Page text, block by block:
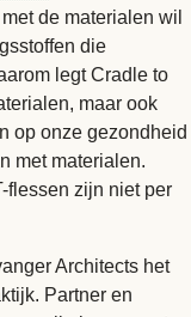
de materialen wil
die
legt Cradle to
maar ook
op onze gezondheid
met materialen.
flessen zijn niet per
Architects het
Partner en